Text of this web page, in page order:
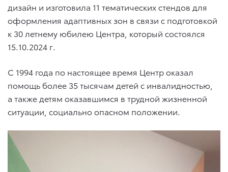
дизайн и изготовила 11 тематических стендов для
оформления адаптивных зон в связи с подготовкой
к 30 летнему юбилею Центра, который состоялся
15.10.2024 г.
С 1994 года по настоящее время Центр оказал
помощь более 35 тысячам детей с инвалидностью,
а также детям оказавшимся в трудной жизненной
ситуации, социально опасном положении.